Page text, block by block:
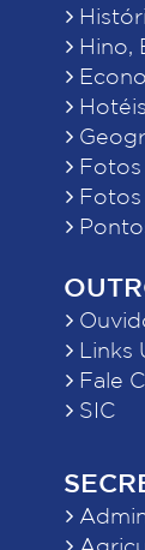
Hino,
Fotos
Fotos
Links
Fale
SIC